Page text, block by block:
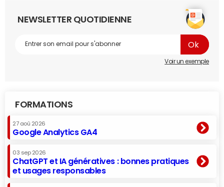
NEWSLETTER QUOTIDIENNE
Voir un exemple
FORMATIONS
27 aoû 2026
Google Analytics GA4
03 sep 2026
ChatGPT et IA génératives : bonnes pratiques
et usages responsables